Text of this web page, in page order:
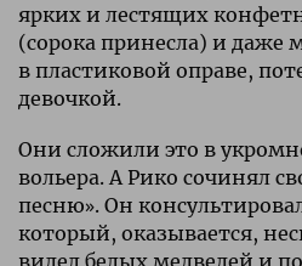
ярких и лестящих
(сорока принесла) и даже
в пластиковой оправе,
девочкой.
Они сложили это в
вольера. А Рико сочинял
песню». Он
который, оказывается,
видел белых медведей и